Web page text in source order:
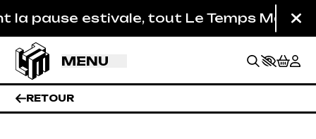
pause estivale, tout Le Temps
MENU
RETOUR